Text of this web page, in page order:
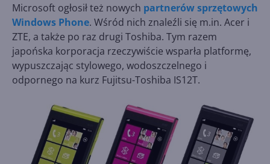
Microsoft ogłosił też nowych partnerów sprzętowych
Windows Phone. Wśród nich znaleźli się m.in. Acer i
ZTE, a także po raz drugi Toshiba. Tym razem
japońska korporacja rzeczywiście wsparła platformę,
wypuszczając stylowego, wodoszczelnego i
odpornego na kurz Fujitsu-Toshiba IS12T.